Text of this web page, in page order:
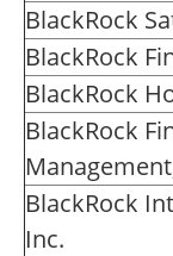
BlackRock
BlackRock
BlackRock
BlackRock
BlackRock
Inc.